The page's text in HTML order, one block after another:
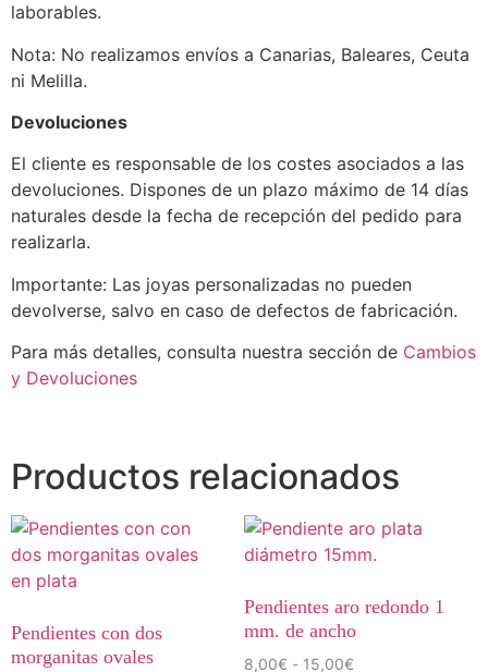
laborables.
Nota: No realizamos envíos a Canarias, Baleares, Ceuta
ni Melilla.
Devoluciones
El cliente es responsable de los costes asociados a las
devoluciones. Dispones de un plazo máximo de 14 días
naturales desde la fecha de recepción del pedido para
realizarla.
Importante: Las joyas personalizadas no pueden
devolverse, salvo en caso de defectos de fabricación.
Para más detalles, consulta nuestra sección de Cambios
y Devoluciones
Productos relacionados
Pendientes con dos
morganitas ovales
Pendientes aro redondo 1
mm. de ancho
8,00€ - 15,00€